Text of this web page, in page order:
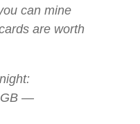
can mine
are worth
—